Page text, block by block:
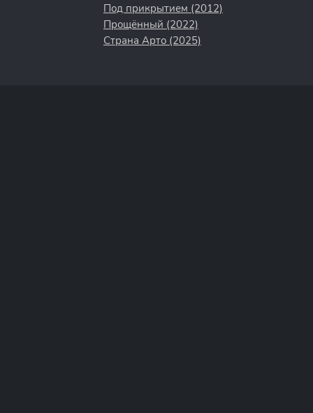
Под прикрытием (2012)
Прощённый (2022)
Страна Арто (2025)